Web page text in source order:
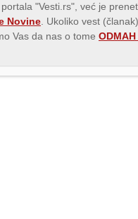
"Vesti.rs", već je
Novine . Ukoliko vest
Vas da nas o tome